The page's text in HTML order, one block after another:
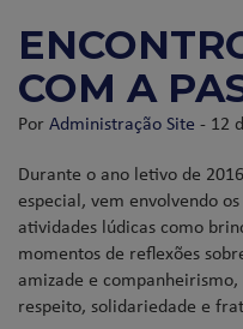
COM A
PorAdministração Site - 12
Durante o ano letivo de
especial, vem envolvendo
atividades lúdicas como
momentos de reflexões
amizade e
respeito, solidariedade e